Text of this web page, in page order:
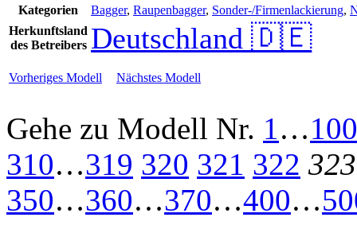
Kategorien Bagger, Raupenbagger, Sonder-/Firmenlackierung,
Herkunftsland
des Betreibers Deutschland 🇩🇪
Vorheriges Modell Nächstes Modell
Gehe zu Modell Nr. 1…100
310…319 320 321 322 323
350…360…370…400…